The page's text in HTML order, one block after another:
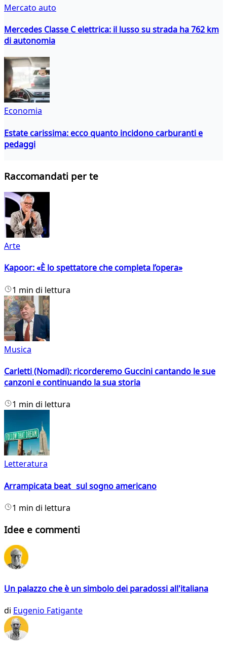
Mercato auto
Mercedes Classe C elettrica: il lusso su strada ha 762 km
di autonomia
Economia
Estate carissima: ecco quanto incidono carburanti e
pedaggi
Raccomandati per te
Arte
Kapoor: «È lo spettatore che completa l’opera»
1 min di lettura
Musica
Carletti (Nomadi): ricorderemo Guccini cantando le sue
canzoni e continuando la sua storia
1 min di lettura
Letteratura
Arrampicata beat sul sogno americano
1 min di lettura
Idee e commenti
Un palazzo che è un simbolo dei paradossi all'italiana
di Eugenio Fatigante